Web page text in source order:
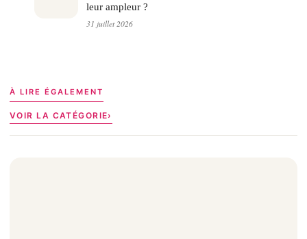
leur ampleur ?
31 juillet 2026
À LIRE ÉGALEMENT
VOIR LA CATÉGORIE